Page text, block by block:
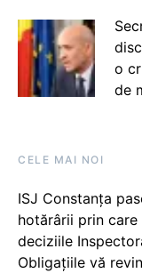
o
de
CELE MAI NOI
ISJ Constanța
hotărârii prin care
deciziile
Obligațiile vă